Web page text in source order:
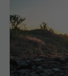
Ce se